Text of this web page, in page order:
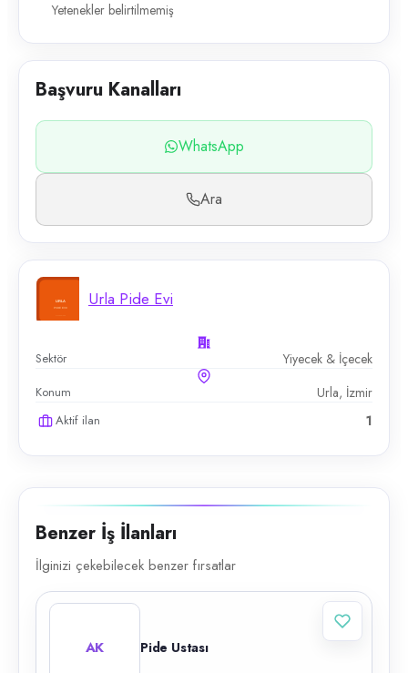
Yetenekler belirtilmemiş
Başvuru Kanalları
WhatsApp
Ara
Urla Pide Evi
Sektör Yiyecek & İçecek
Konum Urla, İzmir
Aktif ilan 1
Benzer İş İlanları
İlginizi çekebilecek benzer fırsatlar
AK Pide Ustası